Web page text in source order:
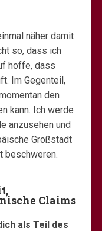
näher damit
so, dass ich
hoffe, dass
Im Gegenteil,
den
kann. Ich werde
anzusehen und
Großstadt
beschweren.
Claims
als Teil des